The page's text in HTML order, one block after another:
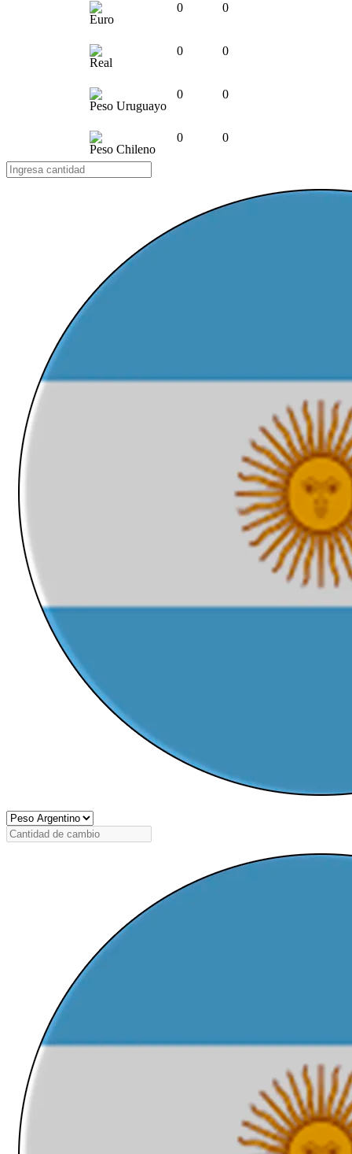
Euro
0 0
Real
0 0
Peso Uruguayo
0 0
Peso Chileno
0 0